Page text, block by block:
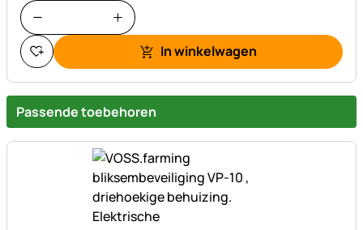
In winkelwagen
Passende toebehoren